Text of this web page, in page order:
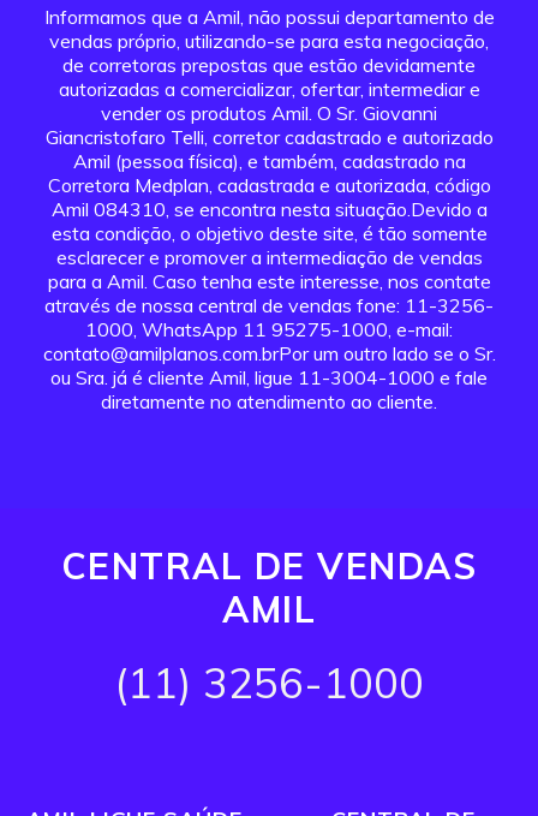
Informamos que a Amil, não possui departamento de
vendas próprio, utilizando-se para esta negociação,
de corretoras prepostas que estão devidamente
autorizadas a comercializar, ofertar, intermediar e
vender os produtos Amil. O Sr. Giovanni
Giancristofaro Telli, corretor cadastrado e autorizado
Amil (pessoa física), e também, cadastrado na
Corretora Medplan, cadastrada e autorizada, código
Amil 084310, se encontra nesta situação.Devido a
esta condição, o objetivo deste site, é tão somente
esclarecer e promover a intermediação de vendas
para a Amil. Caso tenha este interesse, nos contate
através de nossa central de vendas fone: 11-3256-
1000, WhatsApp 11 95275-1000, e-mail:
contato@amilplanos.com.brPor um outro lado se o Sr.
ou Sra. já é cliente Amil, ligue 11-3004-1000 e fale
diretamente no atendimento ao cliente.
CENTRAL DE VENDAS
AMIL
(11) 3256-1000